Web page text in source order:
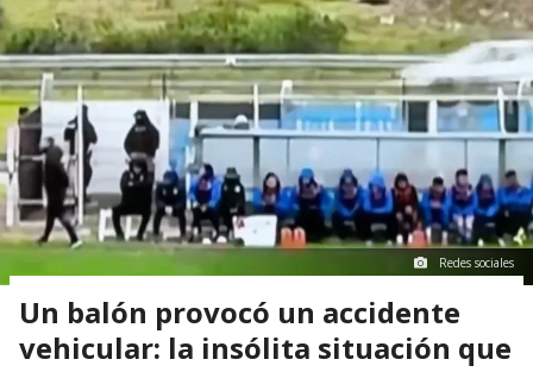
Redes sociales
Un balón provocó un accidente
vehicular: la insólita situación que